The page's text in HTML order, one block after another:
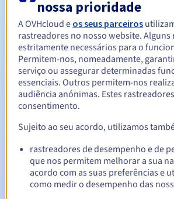
Período de renovação
Período de redenção
Notificações automáticas:
E-mails de aviso: 60, 30, 15, 7 e 3 dias
expiração
E-mail no dia da expiraçãopara
nossa prioridade
A OVHcloud e os seus parceiros
rastreadores no nosso website. Alguns
estritamente necessários para o
Permitem-nos, nomeadamente,
serviço ou assegurar determinadas
essenciais. Outros permitem-nos
audiência anónimas. Estes
consentimento.
Sujeito ao seu acordo, utilizamos
rastreadores de desempenho e de
que nos permitem melhorar a sua
acordo com as suas preferências e
como medir o desempenho das